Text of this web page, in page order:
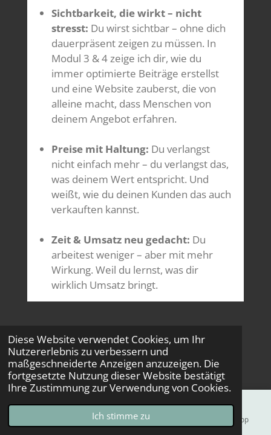
Diese Website verwendet Cookies, um Ihr
Nutzererlebnis zu verbessern und
maßgeschneiderte Anzeigen anzuzeigen. Die
fortgesetzte Nutzung dieser Website bestätigt
Ihre Zustimmung zur Verwendung von Cookies.
Ich stimme zu
Sichtbarkeit, die wirkt – nicht
stresst: Du wirst sichtbar – ohne dich
dauerpräsent zeigen zu müssen. In
Modul 3 & 4 zeige ich dir, wie du
immer optimierte Beiträge erstellst
und eine Website zauberst, die von
alleine macht, dass Menschen von
deinem Angebot erfahren.
Preise mit Haltung: Du verlangst
nicht einfach mehr – du verlangst das,
was deinem Wert entspricht. Und
weißt, wie du deinen Kunden das auch
verkauften kannst.
Zeit & Umsatz neu gedacht: Du
arbeitest weniger – aber mit mehr
Wirkung. Weil du lernst, was dir
wirklich Umsatz bringt.
Aber lassen wir unsere Kunden selbst
erzählen:
Karte Instagram WhatsApp